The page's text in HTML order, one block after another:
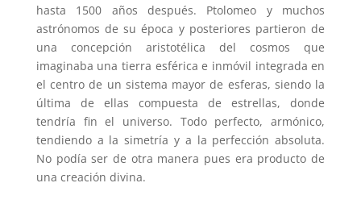
hasta 1500 años después. Ptolomeo y muchos
astrónomos de su época y posteriores partieron de
una concepción aristotélica del cosmos que
imaginaba una tierra esférica e inmóvil integrada en
el centro de un sistema mayor de esferas, siendo la
última de ellas compuesta de estrellas, donde
tendría fin el universo. Todo perfecto, armónico,
tendiendo a la simetría y a la perfección absoluta.
No podía ser de otra manera pues era producto de
una creación divina.